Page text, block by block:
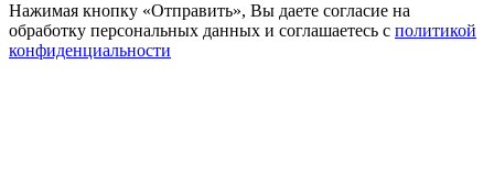
Нажимая кнопку «Отправить», Вы даете согласие на
обработку персональных данных и соглашаетесь с политикой
конфиденциальности